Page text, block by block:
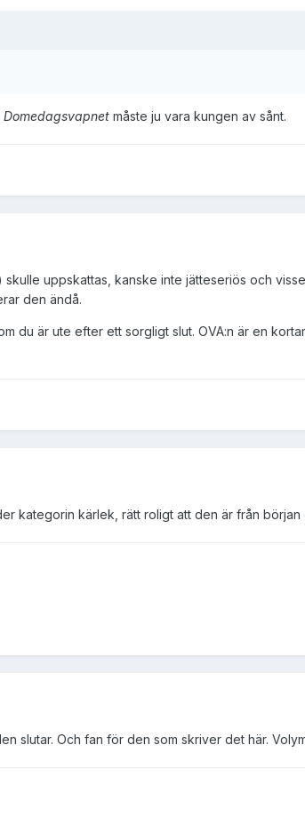
Domedagsvapnet måste ju vara kungen av sånt.
uppskattas, kanske inte jätteseriös och
den ändå.
du är ute efter ett sorgligt slut. OVA:n är en
kategorin kärlek, rätt roligt att den är från början
slutar. Och fan för den som skriver det här.